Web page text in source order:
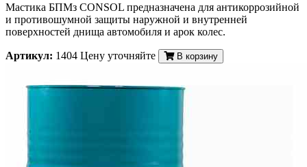
Мастика БПМз CONSOL предназначена для антикоррозийной
и противошумной защиты наружной и внутренней
поверхностей днища автомобиля и арок колес.
Артикул: 1404 Цену уточняйте В корзину